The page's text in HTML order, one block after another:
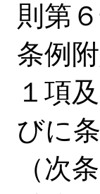
則第
条例
１項
びに
（次